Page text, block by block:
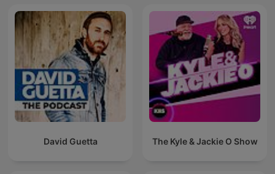
David Guetta The Kyle & Jackie O Show